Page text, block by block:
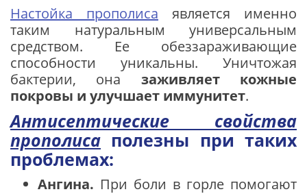
Настойка прополиса является именно
таким натуральным универсальным
средством. Ее обеззараживающие
способности уникальны. Уничтожая
бактерии, она заживляет кожные
покровы и улучшает иммунитет.
Антисептические свойства
прополиса полезны при таких
проблемах:
Ангина. При боли в горле помогают